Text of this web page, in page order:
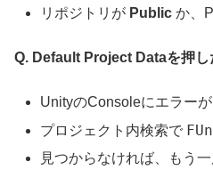
リポジトリが Public か、
Q. Default Project Dataを押
UnityのConsoleにエラー
プロジェクト内検索で
見つからなければ、もう